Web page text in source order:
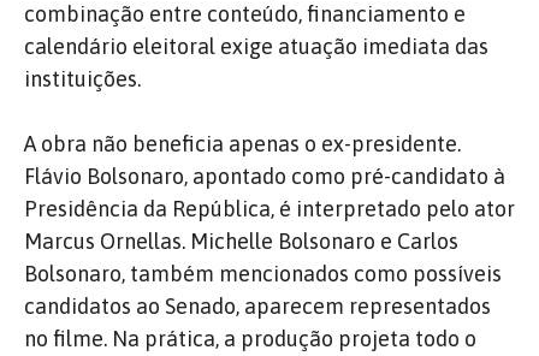
combinação entre conteúdo, financiamento e
calendário eleitoral exige atuação imediata das
instituições.
A obra não beneficia apenas o ex-presidente.
Flávio Bolsonaro, apontado como pré-candidato à
Presidência da República, é interpretado pelo ator
Marcus Ornellas. Michelle Bolsonaro e Carlos
Bolsonaro, também mencionados como possíveis
candidatos ao Senado, aparecem representados
no filme. Na prática, a produção projeta todo o